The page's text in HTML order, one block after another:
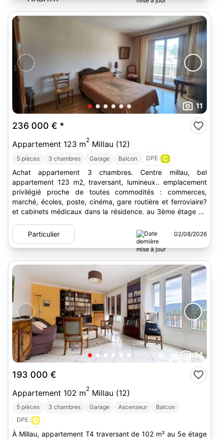
11
236 000 € *
Appartement 123 m2 Millau (12)
5 pièces 3 chambres Garage Balcon DPE : C
Achat appartement 3 chambres. Centre millau, bel
appartement 123 m2, traversant, lumineux.. emplacement
privilégié proche de toutes commodités : commerces,
marché, écoles, poste, cinéma, gare routière et ferroviaire?
et cabinets médicaux dans la résidence. au 3ème étage de
Particulier
02/08/2026
24
193 000 €
Appartement 102 m2 Millau (12)
5 pièces 3 chambres Garage Ascenseur
Balcon
DPE : D
À Millau, appartement T4 traversant de 102 m² au 5e étage